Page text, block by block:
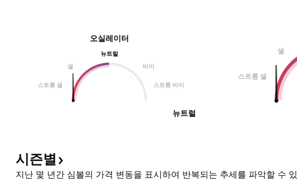
오실레이터
뉴트럴
셀
바이
스트롱 셀 스트롱 바이
뉴트럴
셀
스트롱 셀
시즌별
지난 몇 년간 심볼의 가격 변동을 표시하여 반복되는 추세를 파악할 수 있